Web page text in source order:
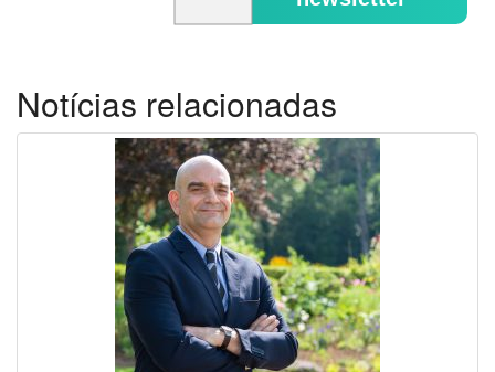
Notícias relacionadas